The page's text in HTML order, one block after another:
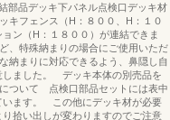
部品デッキ下パネル点検口デッキ材
キフェンス（H：８００、H：１０
ン（H：１８００）が連結できま
、特殊納まりの場合にご使用いただ
納まりに対応できるよう、鼻隠し自
しました。 デッキ本体の別売品を
ついて 点検口部品セットには表中
います。 この他にデッキ材が必要
拾い出しが変わりますのでご注意